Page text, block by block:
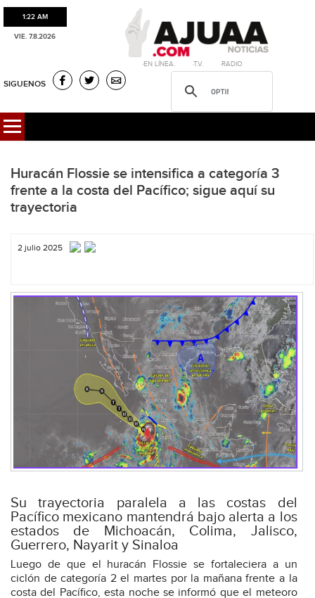
1:22 AM
VIE. 7.8.2026
·EN LÍNEA. ·T.V. ·RADIO
SIGUENOS
Huracán Flossie se intensifica a categoría 3
frente a la costa del Pacífico; sigue aquí su
trayectoria
2 julio 2025
Su trayectoria paralela a las costas del
Pacífico mexicano mantendrá bajo alerta a los
estados de Michoacán, Colima, Jalisco,
Guerrero, Nayarit y Sinaloa
Luego de que el huracán Flossie se fortaleciera a un
ciclón de categoría 2 el martes por la mañana frente a la
costa del Pacífico, esta noche se informó que el meteoro